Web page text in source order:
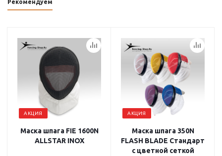
Рекомендуем
АКЦИЯ
Маска шпага FIE 1600N
ALLSTAR INOX
АКЦИЯ
Маска шпага 350N
FLASH BLADE Стандарт
с цветной сеткой